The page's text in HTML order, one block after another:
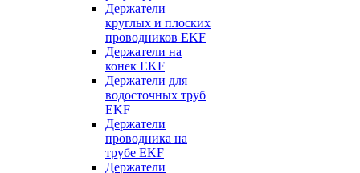
Держатели
круглых и плоских
проводников EKF
Держатели на
конек EKF
Держатели для
водосточных труб
EKF
Держатели
проводника на
трубе EKF
Держатели